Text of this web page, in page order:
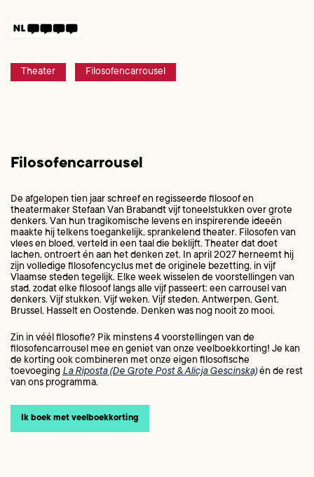
Theater Filosofencarrousel
Filosofencarrousel
De afgelopen tien jaar schreef en regisseerde filosoof en
theatermaker Stefaan Van Brabandt vijf toneelstukken over grote
denkers. Van hun tragikomische levens en inspirerende ideeën
maakte hij telkens toegankelijk, sprankelend theater. Filosofen van
vlees en bloed, verteld in een taal die beklijft. Theater dat doet
lachen, ontroert én aan het denken zet. In april 2027 herneemt hij
zijn volledige filosofencyclus met de originele bezetting, in vijf
Vlaamse steden tegelijk. Elke week wisselen de voorstellingen van
stad, zodat elke filosoof langs alle vijf passeert: een carrousel van
denkers. Vijf stukken. Vijf weken. Vijf steden. Antwerpen, Gent,
Brussel, Hasselt en Oostende. Denken was nog nooit zo mooi.
Zin in véél filosofie? Pik minstens 4 voorstellingen van de
filosofencarrousel mee en geniet van onze veelboekkorting! Je kan
de korting ook combineren met onze eigen filosofische
toevoeging La Riposta (De Grote Post & Alicja Gescinska)én de rest
van ons programma.
Ik boek met veelboekkorting